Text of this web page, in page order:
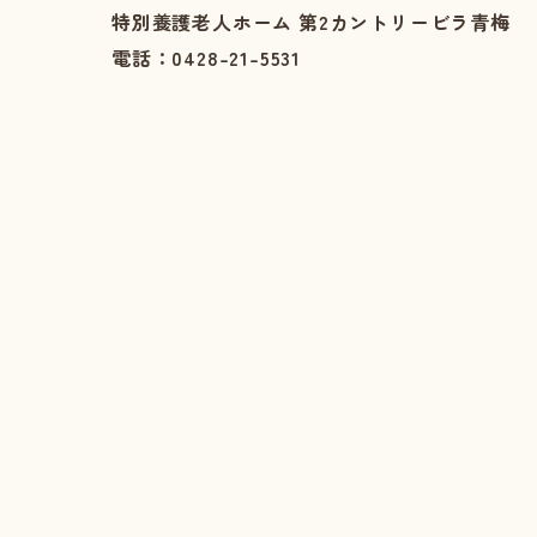
特別養護老人ホーム 第2カントリービラ青梅
電話：0428-21-5531